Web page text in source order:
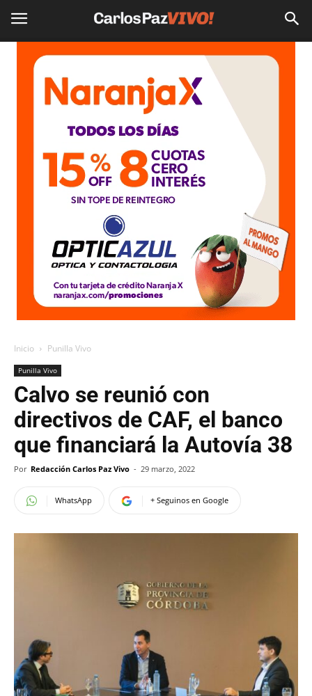
Inicio Punilla Vivo
Punilla Vivo
Calvo se reunió con
directivos de CAF, el banco
que financiará la Autovía 38
Por Redacción Carlos Paz Vivo - 29 marzo, 2022
WhatsApp + Seguinos en Google